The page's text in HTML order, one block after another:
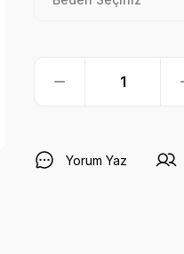
Yorum Yaz